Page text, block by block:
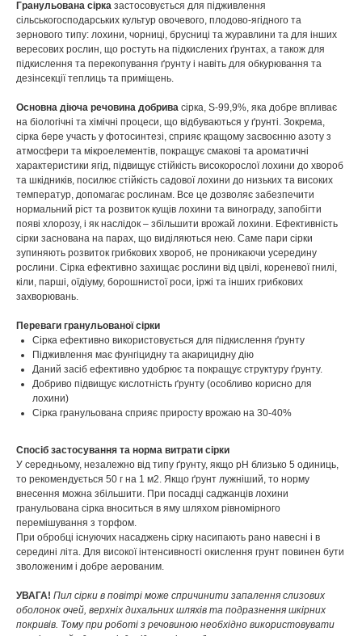
Гранульована сірка застосовується для підживлення
сільськогосподарських культур овочевого, плодово-ягідного та
зернового типу: лохини, чорниці, брусниці та журавлини та для інших
вересових рослин, що ростуть на підкислених ґрунтах, а також для
підкислення та перекопування ґрунту і навіть для обкурювання та
дезінсекції теплиць та приміщень.
Основна діюча речовина добрива сірка, S-99,9%, яка добре впливає
на біологічні та хімічні процеси, що відбуваються у ґрунті. Зокрема,
сірка бере участь у фотосинтезі, сприяє кращому засвоєнню азоту з
атмосфери та мікроелементів, покращує смакові та ароматичні
характеристики ягід, підвищує стійкість високорослої лохини до хвороб
та шкідників, посилює стійкість садової лохини до низьких та високих
температур, допомагає рослинам. Все це дозволяє забезпечити
нормальний ріст та розвиток кущів лохини та винограду, запобігти
появі хлорозу, і як наслідок – збільшити врожай лохини. Ефективність
сірки заснована на парах, що виділяються нею. Саме пари сірки
зупиняють розвиток грибкових хвороб, не проникаючи усередину
рослини. Сірка ефективно захищає рослини від цвілі, кореневої гнилі,
кіли, парші, оїдіуму, борошнистої роси, іржі та інших грибкових
захворювань.
Переваги гранульованої сірки
Сірка ефективно використовується для підкислення ґрунту
Підживлення має фунгіцидну та акарицидну дію
Даний засіб ефективно удобрює та покращує структуру ґрунту.
Добриво підвищує кислотність ґрунту (особливо корисно для
лохини)
Сірка гранульована сприяє приросту врожаю на 30-40%
Спосіб застосування та норма витрати сірки
У середньому, незалежно від типу ґрунту, якщо pH близько 5 одиниць,
то рекомендується 50 г на 1 м2. Якщо ґрунт лужніший, то норму
внесення можна збільшити. При посадці саджанців лохини
гранульована сірка вноситься в яму шляхом рівномірного
перемішування з торфом.
При обробці існуючих насаджень сірку насипають рано навесні і в
середині літа. Для високої інтенсивності окислення грунт повинен бути
зволоженим і добре аерованим.
УВАГА! Пил сірки в повітрі може спричинити запалення слизових
оболонок очей, верхніх дихальних шляхів та подразнення шкірних
покривів. Тому при роботі з речовиною необхідно використовувати